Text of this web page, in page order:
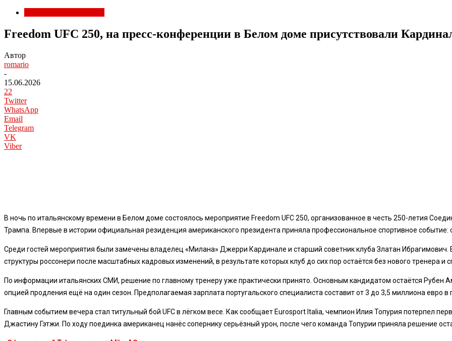
Freedom UFC 250, на пресс-конференции в Белом доме присутствовали
Автор
romario
-
15.06.2026
22
Twitter
WhatsApp
Email
Telegram
VK
Viber
В ночь по итальянскому времени в Белом доме состоялось мероприятие Freedom UFC 250, организованное в честь 250-летия
Трампа. Впервые в истории официальная резиденция американского президента приняла профессиональное спортивное
Среди гостей мероприятия были замечены владелец «Милана» Джерри Кардинале и старший советник клуба Златан
структуры россонери после масштабных кадровых изменений, в результате которых клуб до сих пор остаётся без нового тренера и
По информации итальянских СМИ, решение по главному тренеру уже практически принято. Основным кандидатом остаётся Рубен
опцией продления ещё на один сезон. Предполагаемая зарплата португальского специалиста составит от 3 до 3,5 миллиона евро в
Главным событием вечера стал титульный бой UFC в лёгком весе. Как сообщает Eurosport Italia, чемпион Илия Топурия потерпел
Джастину Гэтжи. По ходу поединка американец нанёс сопернику серьёзный урон, после чего команда Топурии приняла решение